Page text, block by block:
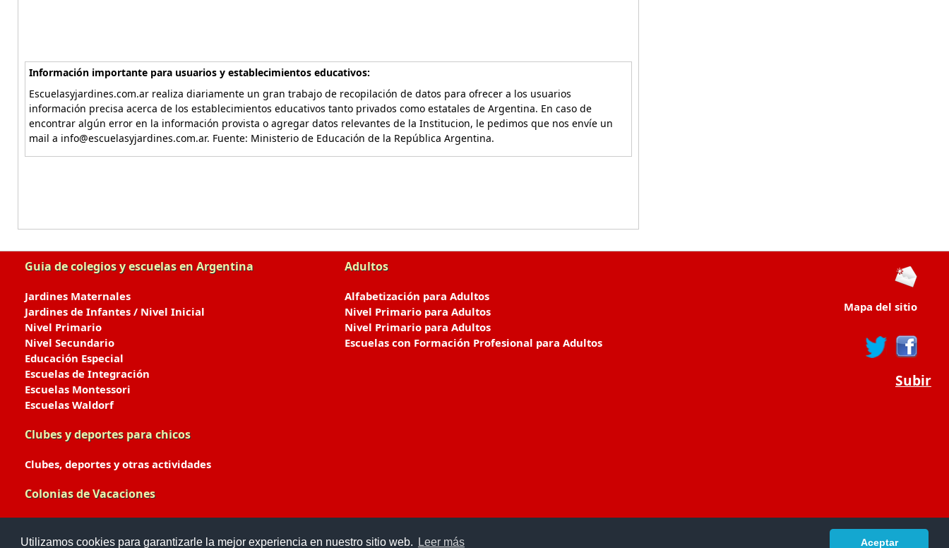
Utilizamos cookies para garantizarle la mejor experiencia en nuestro sitio web. Leer más Aceptar
Información importante para usuarios y establecimientos educativos:
Escuelasyjardines.com.ar realiza diariamente un gran trabajo de recopilación de datos para ofrecer a los usuarios
información precisa acerca de los establecimientos educativos tanto privados como estatales de Argentina. En caso de
encontrar algún error en la información provista o agregar datos relevantes de la Institucion, le pedimos que nos envíe un
mail a info@escuelasyjardines.com.ar. Fuente: Ministerio de Educación de la República Argentina.
Guia de colegios y escuelas en Argentina
Jardines Maternales
Jardines de Infantes / Nivel Inicial
Nivel Primario
Nivel Secundario
Educación Especial
Escuelas de Integración
Escuelas Montessori
Escuelas Waldorf
Clubes y deportes para chicos
Clubes, deportes y otras actividades
Colonias de Vacaciones
Adultos
Alfabetización para Adultos
Nivel Primario para Adultos
Nivel Primario para Adultos
Escuelas con Formación Profesional para Adultos
Mapa del sitio
Subir